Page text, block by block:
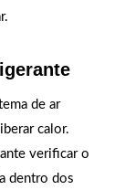
de ar
calor.
verificar o
dentro dos